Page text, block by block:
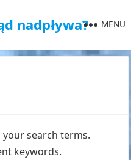
nadpływa? MENU
search terms.
keywords.